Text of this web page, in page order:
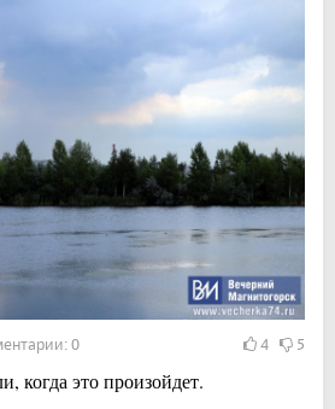
0 4 5
когда это произойдет.